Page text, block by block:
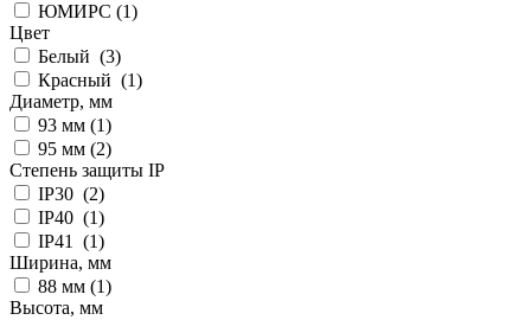
ЮМИРС (1)
Цвет
Белый (3)
Красный (1)
Диаметр, мм
93 мм (1)
95 мм (2)
Степень защиты IP
IP30 (2)
IP40 (1)
IP41 (1)
Ширина, мм
88 мм (1)
Высота, мм